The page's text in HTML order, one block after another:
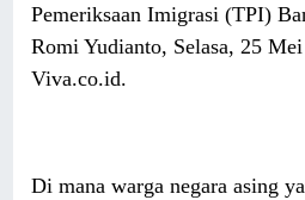
Pemeriksaan Imigrasi (TPI)
Romi Yudianto, Selasa, 25
Viva.co.id.
Di mana warga negara asing